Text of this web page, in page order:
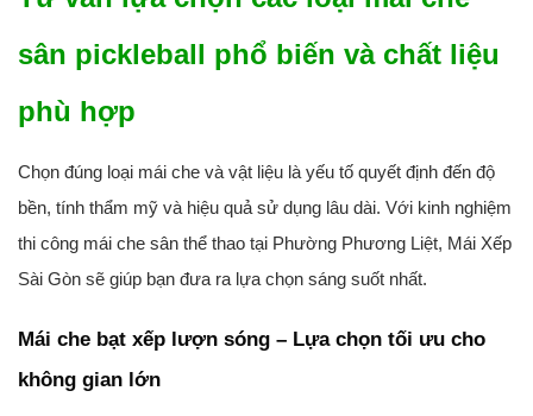
sân pickleball phổ biến và chất liệu
phù hợp
Chọn đúng loại mái che và vật liệu là yếu tố quyết định đến độ
bền, tính thẩm mỹ và hiệu quả sử dụng lâu dài. Với kinh nghiệm
thi công mái che sân thể thao tại Phường Phương Liệt, Mái Xếp
Sài Gòn sẽ giúp bạn đưa ra lựa chọn sáng suốt nhất.
Mái che bạt xếp lượn sóng – Lựa chọn tối ưu cho
không gian lớn